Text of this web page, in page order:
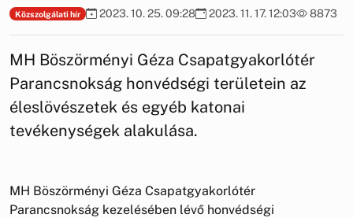
Közszolgálati hír 2023. 10. 25. 09:28 2023. 11. 17. 12:03 8873
MH Böszörményi Géza Csapatgyakorlótér
Parancsnokság honvédségi területein az
éleslövészetek és egyéb katonai
tevékenységek alakulása.
MH Böszörményi Géza Csapatgyakorlótér
Parancsnokság kezelésében lévő honvédségi